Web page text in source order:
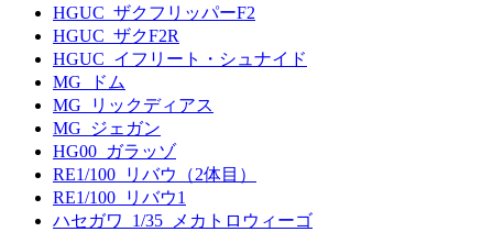
HGUC_ザクフリッパーF2
HGUC_ザクF2R
HGUC_イフリート・シュナイド
MG_ドム
MG_リックディアス
MG_ジェガン
HG00_ガラッゾ
RE1/100_リバウ（2体目）
RE1/100_リバウ1
ハセガワ_1/35_メカトロウィーゴ